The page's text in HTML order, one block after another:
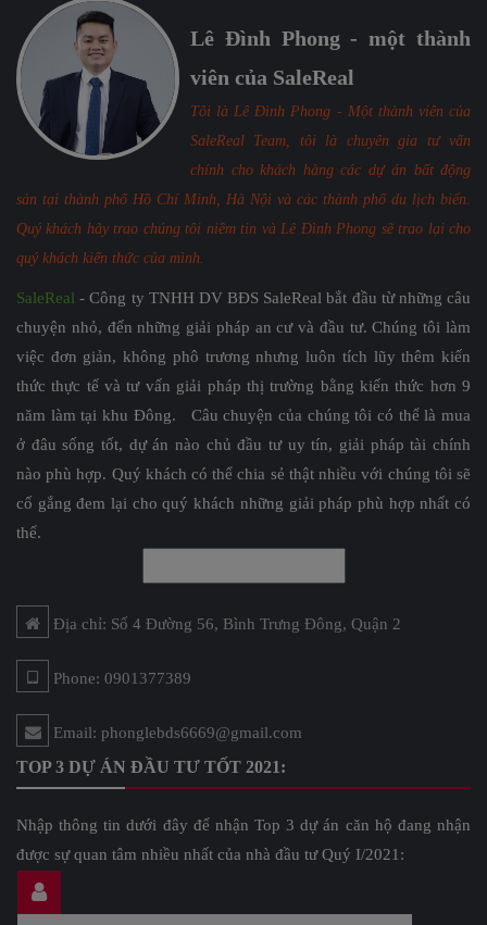
Lê Đình Phong - một thành
viên của SaleReal
Tôi là Lê Đình Phong - Một thành viên của
SaleReal Team, tôi là chuyên gia tư vấn
chính cho khách hàng các dự án bất động
sản tại thành phố Hồ Chí Minh, Hà Nội và các thành phố du lịch biển.
Quý khách hãy trao chúng tôi niềm tin và Lê Đình Phong sẽ trao lại cho
quý khách kiến thức của mình.
SaleReal - Công ty TNHH DV BĐS SaleReal bắt đầu từ những câu
chuyện nhỏ, đến những giải pháp an cư và đầu tư. Chúng tôi làm
việc đơn giản, không phô trương nhưng luôn tích lũy thêm kiến
thức thực tế và tư vấn giải pháp thị trường bằng kiến thức hơn 9
năm làm tại khu Đông. Câu chuyện của chúng tôi có thể là mua
ở đâu sống tốt, dự án nào chủ đầu tư uy tín, giải pháp tài chính
nào phù hợp. Quý khách có thể chia sẻ thật nhiều với chúng tôi sẽ
cố gắng đem lại cho quý khách những giải pháp phù hợp nhất có
thể.
Địa chỉ: Số 4 Đường 56, Bình Trưng Đông, Quận 2
Phone: 0901377389
Email: phonglebds6669@gmail.com
TOP 3 DỰ ÁN ĐẦU TƯ TỐT 2021:
Nhập thông tin dưới đây để nhận Top 3 dự án căn hộ đang nhận
được sự quan tâm nhiều nhất của nhà đầu tư Quý I/2021: